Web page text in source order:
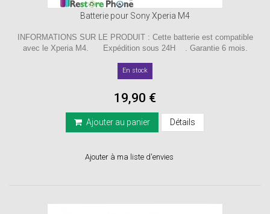
Batterie pour Sony Xperia M4
INFORMATIONS SUR LE PRODUIT : Cette batterie est compatible
avec le Xperia M4. Expédition sous 24H . Garantie 6 mois.
En stock
19,90 €
Ajouter au panier Détails
Ajouter à ma liste d'envies